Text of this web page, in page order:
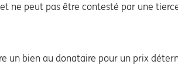
peut pas être contesté par une
un bien au donataire pour un prix